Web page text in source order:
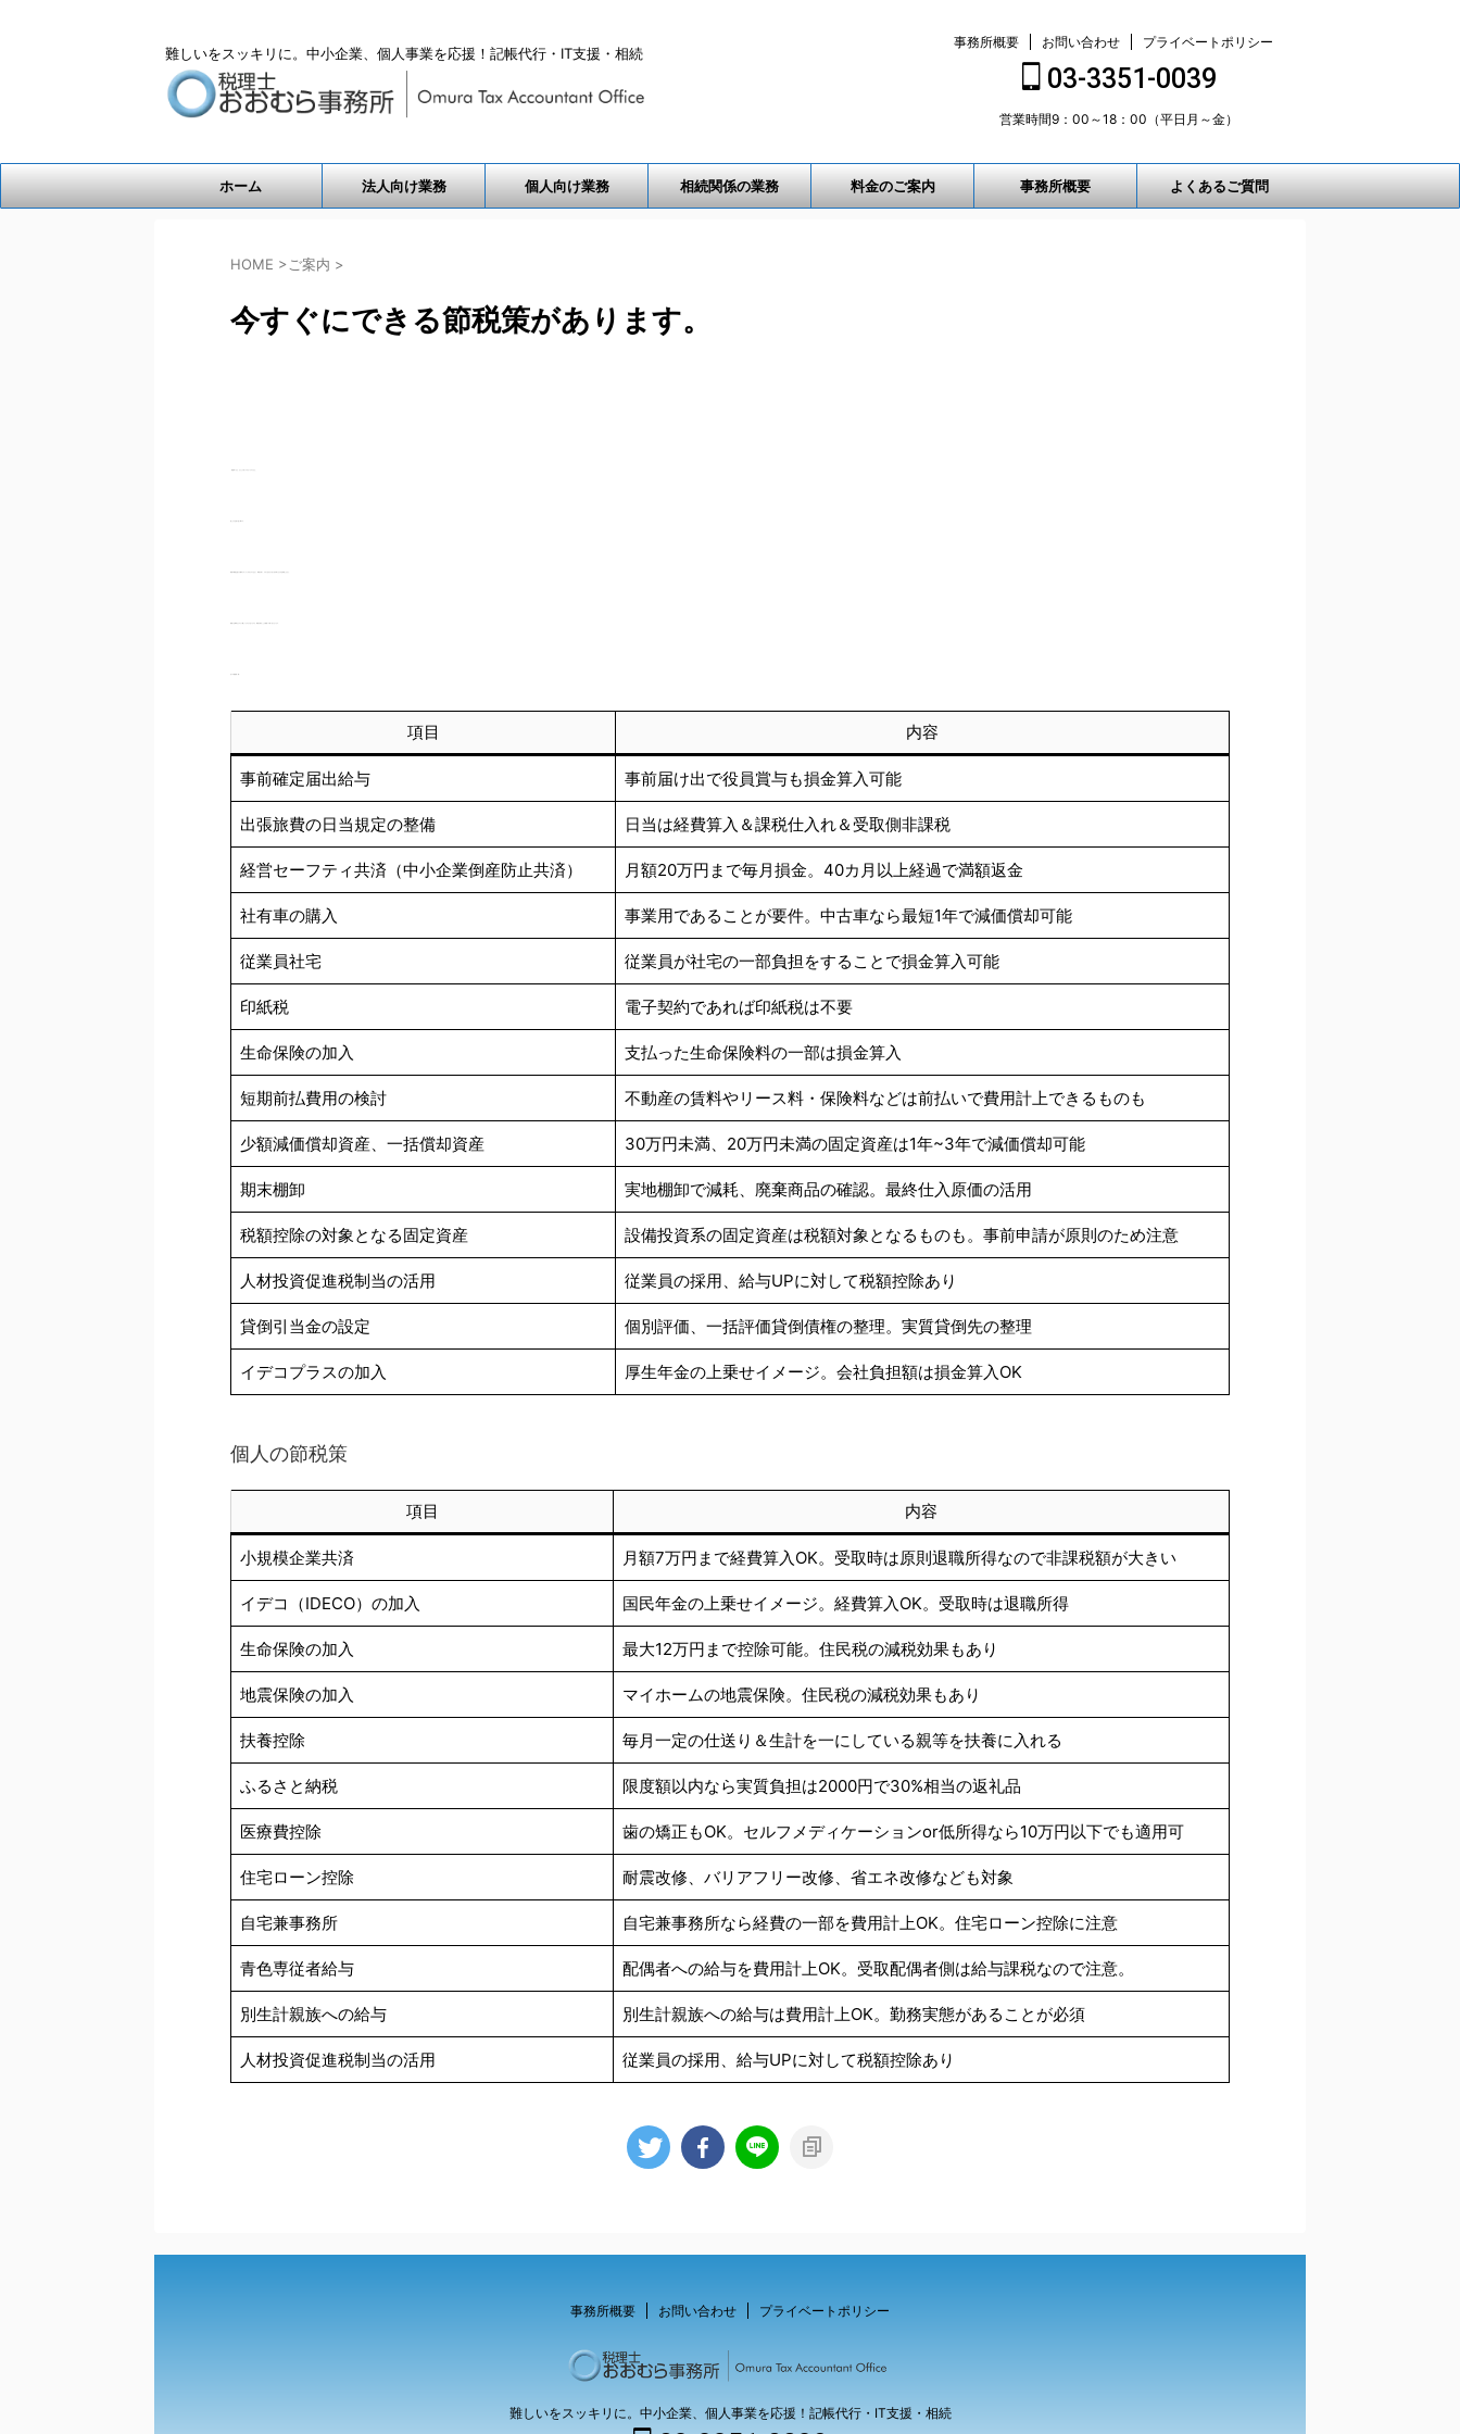
難しいをスッキリに。中小企業、個人事業を応援！記帳代行・IT支援・相続
事務所概要 お問い合わせ プライベートポリシー
03-3351-0039
営業時間9：00～18：00（平日月～金）
ホーム 法人向け業務 個人向け業務 相続関係の業務 料金のご案内 事務所概要 よくあるご質問
HOME > ご案内 >
今すぐにできる節税策があります。
項目 内容
事前確定届出給与 事前届け出で役員賞与も損金算入可能
出張旅費の日当規定の整備 日当は経費算入＆課税仕入れ＆受取側非課税
経営セーフティ共済（中小企業倒産防止共済） 月額20万円まで毎月損金。40カ月以上経過で満額返金
社有車の購入 事業用であることが要件。中古車なら最短1年で減価償却可能
従業員社宅 従業員が社宅の一部負担をすることで損金算入可能
印紙税 電子契約であれば印紙税は不要
生命保険の加入 支払った生命保険料の一部は損金算入
短期前払費用の検討 不動産の賃料やリース料・保険料などは前払いで費用計上できるものも
少額減価償却資産、一括償却資産 30万円未満、20万円未満の固定資産は1年~3年で減価償却可能
期末棚卸 実地棚卸で減耗、廃棄商品の確認。最終仕入原価の活用
税額控除の対象となる固定資産 設備投資系の固定資産は税額対象となるものも。事前申請が原則のため注意
人材投資促進税制当の活用 従業員の採用、給与UPに対して税額控除あり
貸倒引当金の設定 個別評価、一括評価貸倒債権の整理。実質貸倒先の整理
イデコプラスの加入 厚生年金の上乗せイメージ。会社負担額は損金算入OK
個人の節税策
項目 内容
小規模企業共済 月額7万円まで経費算入OK。受取時は原則退職所得なので非課税額が大きい
イデコ（IDECO）の加入 国民年金の上乗せイメージ。経費算入OK。受取時は退職所得
生命保険の加入 最大12万円まで控除可能。住民税の減税効果もあり
地震保険の加入 マイホームの地震保険。住民税の減税効果もあり
扶養控除 毎月一定の仕送り＆生計を一にしている親等を扶養に入れる
ふるさと納税 限度額以内なら実質負担は2000円で30%相当の返礼品
医療費控除 歯の矯正もOK。セルフメディケーションor低所得なら10万円以下でも適用可
住宅ローン控除 耐震改修、バリアフリー改修、省エネ改修なども対象
自宅兼事務所 自宅兼事務所なら経費の一部を費用計上OK。住宅ローン控除に注意
青色専従者給与 配偶者への給与を費用計上OK。受取配偶者側は給与課税なので注意。
別生計親族への給与 別生計親族への給与は費用計上OK。勤務実態があることが必須
人材投資促進税制当の活用 従業員の採用、給与UPに対して税額控除あり
事務所概要 お問い合わせ プライベートポリシー
難しいをスッキリに。中小企業、個人事業を応援！記帳代行・IT支援・相続